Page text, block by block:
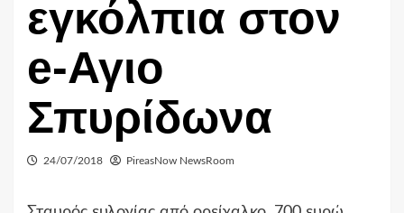
εγκόλπια στον
e-Αγιο
Σπυρίδωνα
24/07/2018 PireasNow NewsRoom